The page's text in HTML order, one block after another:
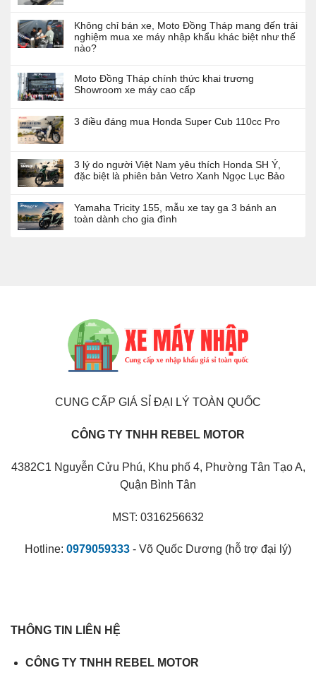
Không chỉ bán xe, Moto Đồng Tháp mang đến trải
nghiệm mua xe máy nhập khẩu khác biệt như thế
nào?
Moto Đồng Tháp chính thức khai trương
Showroom xe máy cao cấp
3 điều đáng mua Honda Super Cub 110cc Pro
3 lý do người Việt Nam yêu thích Honda SH Ý,
đặc biệt là phiên bản Vetro Xanh Ngọc Lục Bảo
Yamaha Tricity 155, mẫu xe tay ga 3 bánh an
toàn dành cho gia đình
CUNG CẤP GIÁ SỈ ĐẠI LÝ TOÀN QUỐC
CÔNG TY TNHH REBEL MOTOR
4382C1 Nguyễn Cửu Phú, Khu phố 4, Phường Tân Tạo A,
Quận Bình Tân
MST: 0316256632
Hotline: 0979059333 - Võ Quốc Dương (hỗ trợ đại lý)
THÔNG TIN LIÊN HỆ
CÔNG TY TNHH REBEL MOTOR